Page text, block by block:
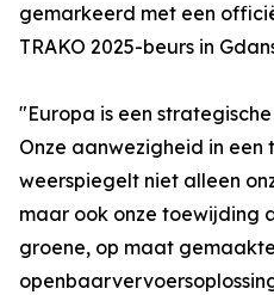
gemarkeerd met een
TRAKO 2025-beurs in
"Europa is een
Onze aanwezigheid in
weerspiegelt niet alleen
maar ook onze toewijding
groene, op maat